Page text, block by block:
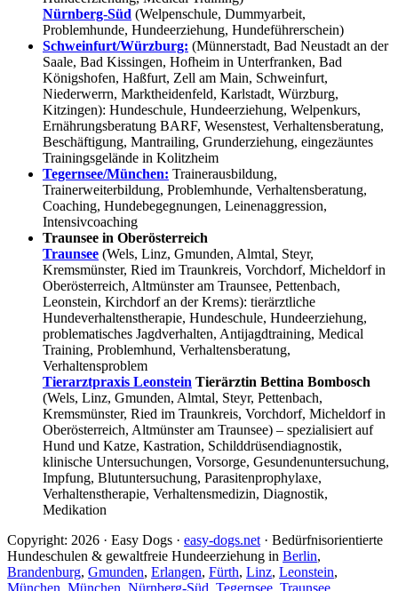
Nürnberg-Süd (Welpenschule, Dummyarbeit,
Problemhunde, Hundeerziehung, Hundeführerschein)
Schweinfurt/Würzburg: (Münnerstadt, Bad Neustadt an der
Saale, Bad Kissingen, Hofheim in Unterfranken, Bad
Königshofen, Haßfurt, Zell am Main, Schweinfurt,
Niederwerrn, Marktheidenfeld, Karlstadt, Würzburg,
Kitzingen): Hundeschule, Hundeerziehung, Welpenkurs,
Ernährungsberatung BARF, Wesenstest, Verhaltensberatung,
Beschäftigung, Mantrailing, Grunderziehung, eingezäuntes
Trainingsgelände in Kolitzheim
Tegernsee/München: Trainerausbildung,
Trainerweiterbildung, Problemhunde, Verhaltensberatung,
Coaching, Hundebegegnungen, Leinenaggression,
Intensivcoaching
Traunsee in Oberösterreich
Traunsee (Wels, Linz, Gmunden, Almtal, Steyr,
Kremsmünster, Ried im Traunkreis, Vorchdorf, Micheldorf in
Oberösterreich, Altmünster am Traunsee, Pettenbach,
Leonstein, Kirchdorf an der Krems): tierärztliche
Hundeverhaltenstherapie, Hundeschule, Hundeerziehung,
problematisches Jagdverhalten, Antijagdtraining, Medical
Training, Problemhund, Verhaltensberatung,
Verhaltensproblem
Tierarztpraxis Leonstein Tierärztin Bettina Bombosch
(Wels, Linz, Gmunden, Almtal, Steyr, Pettenbach,
Kremsmünster, Ried im Traunkreis, Vorchdorf, Micheldorf in
Oberösterreich, Altmünster am Traunsee) – spezialisiert auf
Hund und Katze, Kastration, Schilddrüsendiagnostik,
klinische Untersuchungen, Vorsorge, Gesundenuntersuchung,
Impfung, Blutuntersuchung, Parasitenprophylaxe,
Verhaltenstherapie, Verhaltensmedizin, Diagnostik,
Medikation
Copyright: 2026 · Easy Dogs · easy-dogs.net · Bedürfnisorientierte
Hundeschulen & gewaltfreie Hundeerziehung in Berlin,
Brandenburg, Gmunden, Erlangen, Fürth, Linz, Leonstein,